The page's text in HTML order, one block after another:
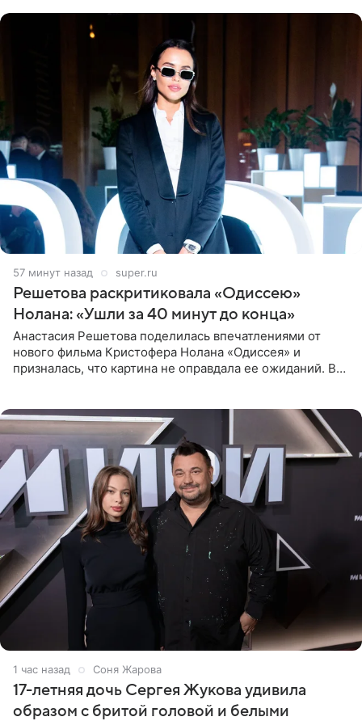
57 минут назад super.ru
Решетова раскритиковала «Одиссею»
Нолана: «Ушли за 40 минут до конца»
Анастасия Решетова поделилась впечатлениями от
нового фильма Кристофера Нолана «Одиссея» и
призналась, что картина не оправдала ее ожиданий. В
1 час назад Соня Жарова
17-летняя дочь Сергея Жукова удивила
образом с бритой головой и белыми